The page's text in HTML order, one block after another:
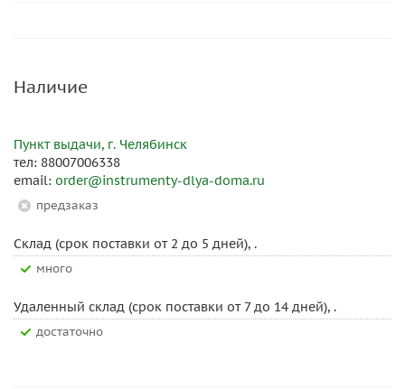
Наличие
Пункт выдачи, г. Челябинск
тел: 88007006338
email: order@instrumenty-dlya-doma.ru
Предзаказ
Склад (срок поставки от 2 до 5 дней), .
Много
Удаленный склад (срок поставки от 7 до 14 дней), .
Достаточно